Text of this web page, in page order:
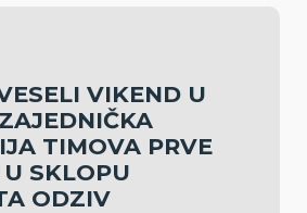
VIKEND U
TIMOVA PRVE
SKLOPU
ODZIV